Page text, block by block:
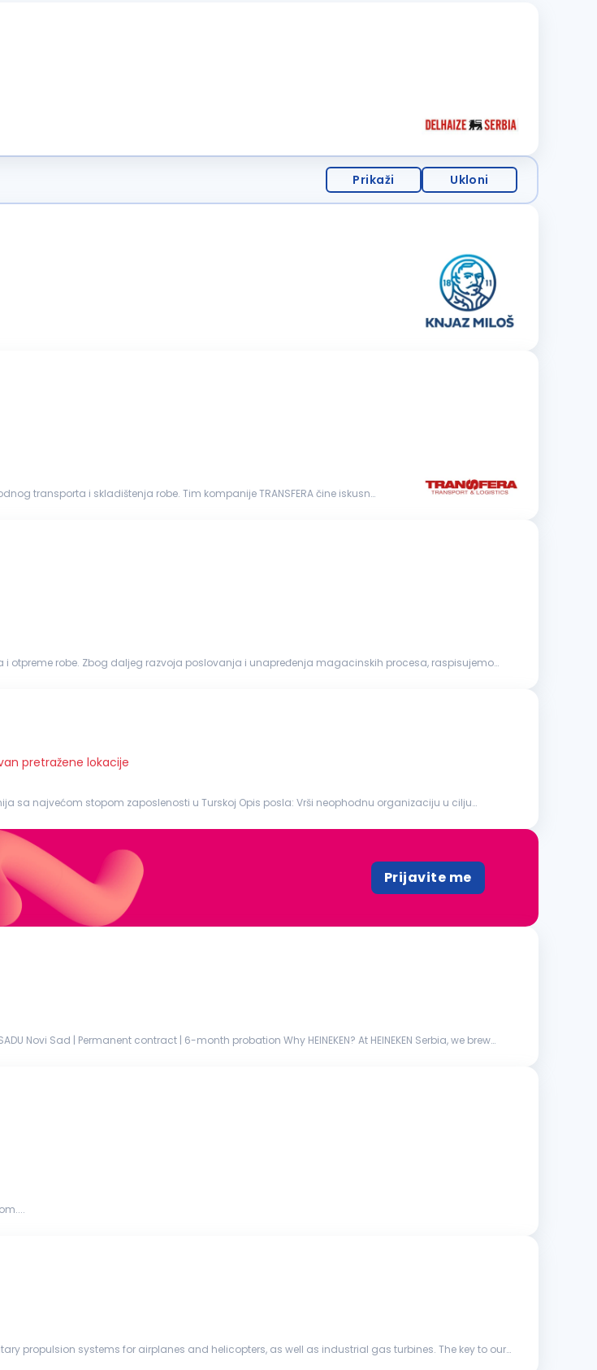
Prikaži Ukloni
transporta i skladištenja robe. Tim kompanije TRANSFERA čine iskusni
otpreme robe. Zbog daljeg razvoja poslovanja i unapređenja magacinskih procesa, raspisujemo
pretražene lokacije
zaposlenosti u Turskoj Opis posla: Vrši neophodnu organizaciju u cilju
Prijavite me
Novi Sad | Permanent contract | 6-month probation Why HEINEKEN? At HEINEKEN Serbia, we brew
propulsion systems for airplanes and helicopters, as well as industrial gas turbines. The key to our